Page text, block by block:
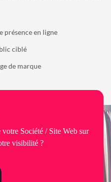
présence en ligne
ciblé
de marque
Société / Site Web sur
visibilité ?